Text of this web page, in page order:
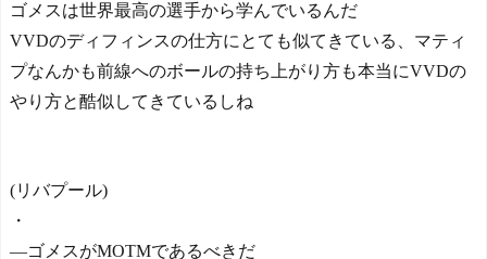
ゴメスは世界最高の選手から学んでいるんだ
VVDのディフィンスの仕方にとても似てきている、マティ
プなんかも前線へのボールの持ち上がり方も本当にVVDの
やり方と酷似してきているしね
(リバプール)
・
―ゴメスがMOTMであるべきだ